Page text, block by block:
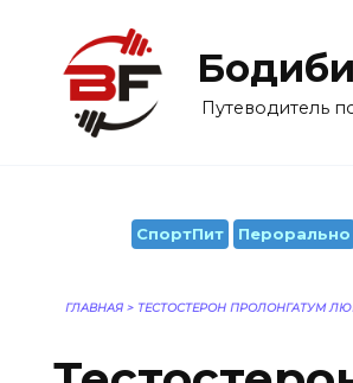
содержанию
Путеводитель
СпортПит Перорально
ГЛАВНАЯ > ТЕСТОСТЕРОН ПРОЛОНГАТУМ